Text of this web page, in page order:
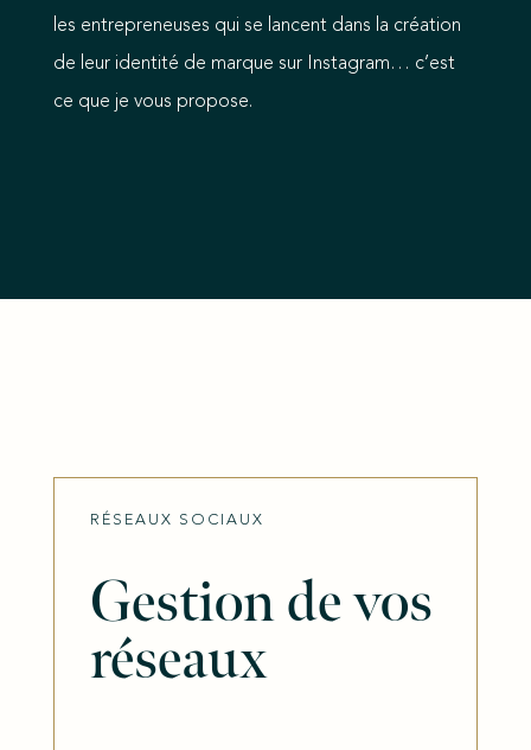
les entrepreneuses qui se lancent dans la création
de leur identité de marque sur Instagram… c’est
ce que je vous propose.
RÉSEAUX SOCIAUX
Gestion de vos
réseaux